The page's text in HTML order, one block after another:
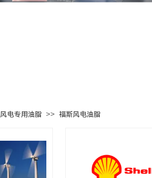
风电专用油脂 >> 福斯风电油脂